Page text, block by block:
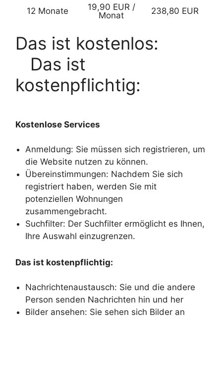
12 Monate
19,90 EUR /
Monat
238,80 EUR
Das ist kostenlos:
Das ist
kostenpflichtig:
Kostenlose Services
Anmeldung: Sie müssen sich registrieren, um
die Website nutzen zu können.
Übereinstimmungen: Nachdem Sie sich
registriert haben, werden Sie mit
potenziellen Wohnungen
zusammengebracht.
Suchfilter: Der Suchfilter ermöglicht es Ihnen,
Ihre Auswahl einzugrenzen.
Das ist kostenpflichtig:
Nachrichtenaustausch: Sie und die andere
Person senden Nachrichten hin und her
Bilder ansehen: Sie sehen sich Bilder an